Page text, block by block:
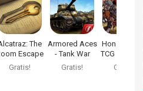
The
Escape
Game
Gratis!
Armored Aces
- Tank War
Online
Gratis!
Honor-Bound
TCG CCG
Quest
Gratis!